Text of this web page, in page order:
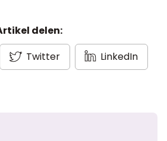
delen:
Twitter LinkedIn